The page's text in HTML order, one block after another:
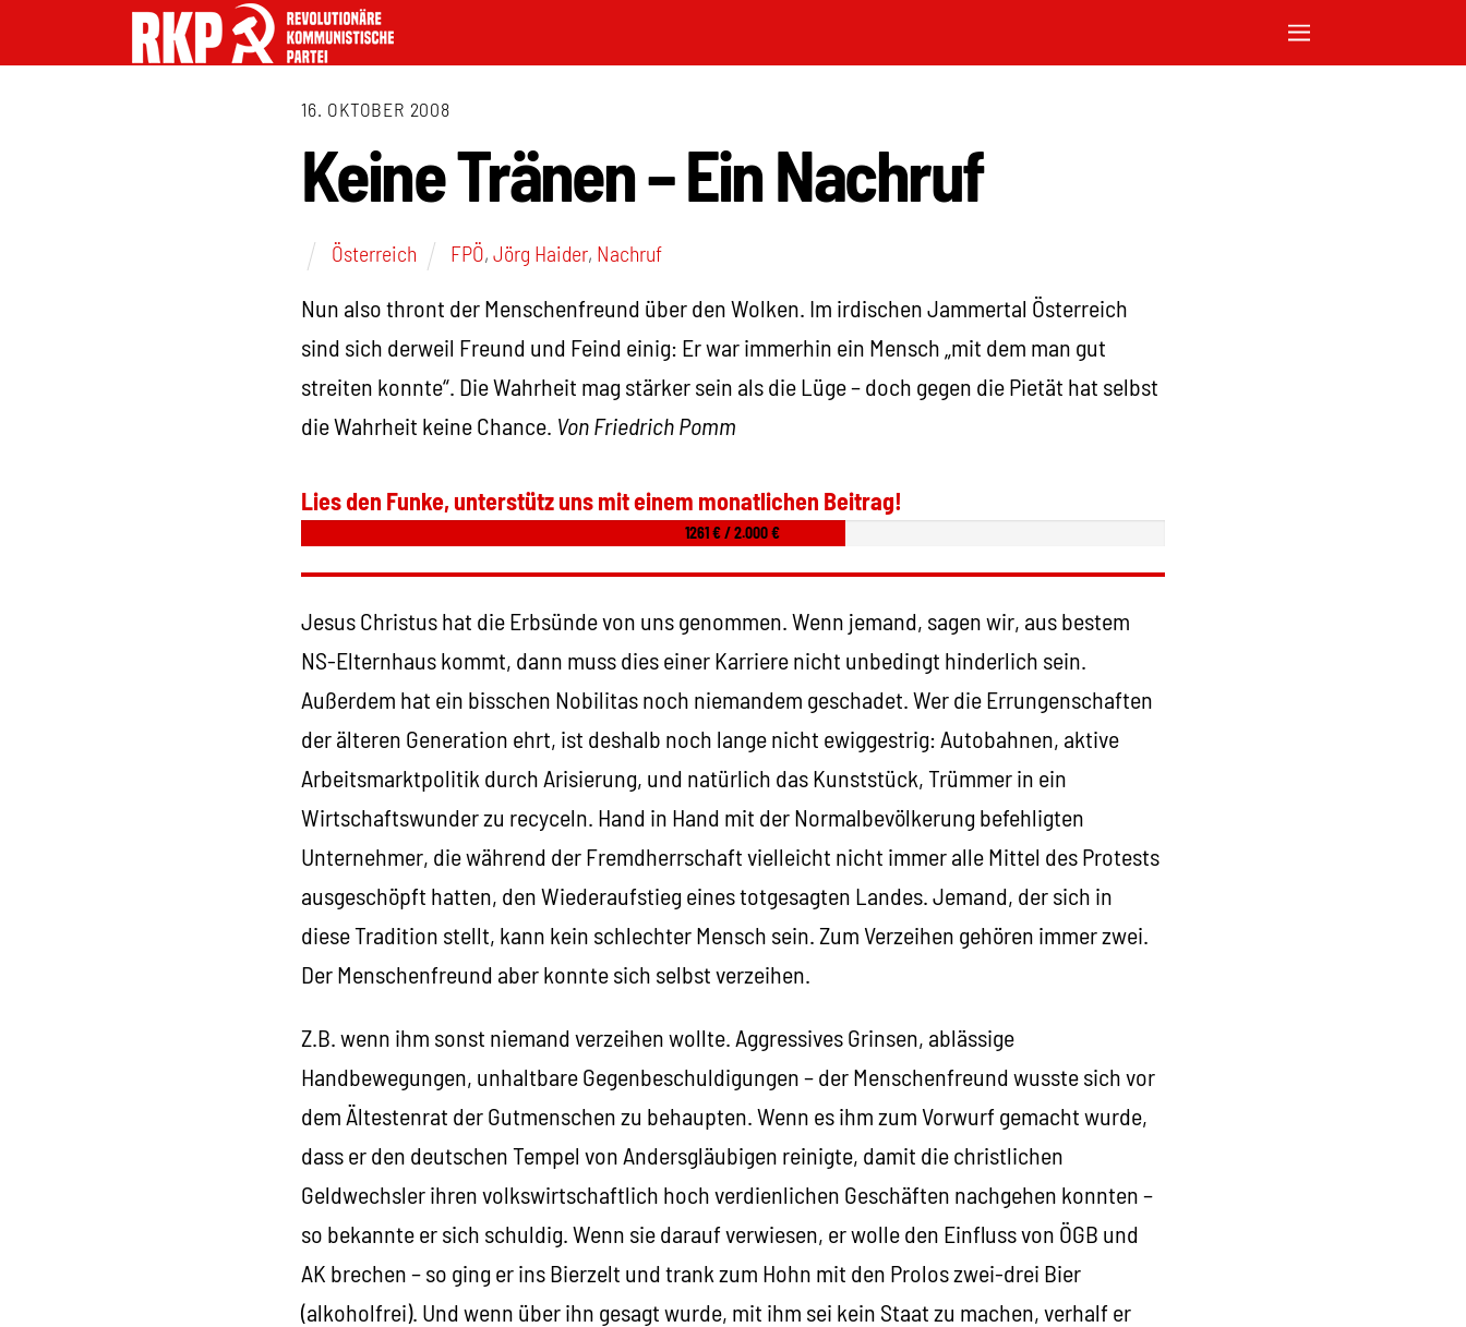
16. OKTOBER 2008
Keine Tränen – Ein Nachruf
Österreich FPÖ,Jörg Haider, Nachruf
Nun also thront der Menschenfreund über den Wolken. Im irdischen Jammertal Österreich
sind sich derweil Freund und Feind einig: Er war immerhin ein Mensch „mit dem man gut
streiten konnte“. Die Wahrheit mag stärker sein als die Lüge – doch gegen die Pietät hat selbst
die Wahrheit keine Chance. Von Friedrich Pomm
Lies den Funke, unterstütz uns mit einem monatlichen Beitrag!
1261 € / 2.000 €
Jesus Christus hat die Erbsünde von uns genommen. Wenn jemand, sagen wir, aus bestem
NS-Elternhaus kommt, dann muss dies einer Karriere nicht unbedingt hinderlich sein.
Außerdem hat ein bisschen Nobilitas noch niemandem geschadet. Wer die Errungenschaften
der älteren Generation ehrt, ist deshalb noch lange nicht ewiggestrig: Autobahnen, aktive
Arbeitsmarktpolitik durch Arisierung, und natürlich das Kunststück, Trümmer in ein
Wirtschaftswunder zu recyceln. Hand in Hand mit der Normalbevölkerung befehligten
Unternehmer, die während der Fremdherrschaft vielleicht nicht immer alle Mittel des Protests
ausgeschöpft hatten, den Wiederaufstieg eines totgesagten Landes. Jemand, der sich in
diese Tradition stellt, kann kein schlechter Mensch sein. Zum Verzeihen gehören immer zwei.
Der Menschenfreund aber konnte sich selbst verzeihen.
Z.B. wenn ihm sonst niemand verzeihen wollte. Aggressives Grinsen, ablässige
Handbewegungen, unhaltbare Gegenbeschuldigungen – der Menschenfreund wusste sich vor
dem Ältestenrat der Gutmenschen zu behaupten. Wenn es ihm zum Vorwurf gemacht wurde,
dass er den deutschen Tempel von Andersgläubigen reinigte, damit die christlichen
Geldwechsler ihren volkswirtschaftlich hoch verdienlichen Geschäften nachgehen konnten –
so bekannte er sich schuldig. Wenn sie darauf verwiesen, er wolle den Einfluss von ÖGB und
AK brechen – so ging er ins Bierzelt und trank zum Hohn mit den Prolos zwei-drei Bier
(alkoholfrei). Und wenn über ihn gesagt wurde, mit ihm sei kein Staat zu machen, verhalf er